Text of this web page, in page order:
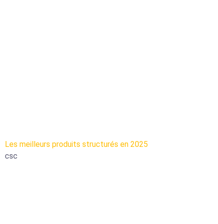
Les meilleurs produits structurés en 2025
csc